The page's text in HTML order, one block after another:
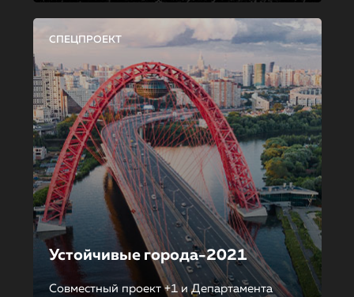
СПЕЦПРОЕКТ
Устойчивые города-2021
Совместный проект +1 и Департамента